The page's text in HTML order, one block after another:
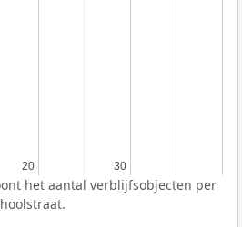
20
20 30
30
het aantal verblijfsobjecten per